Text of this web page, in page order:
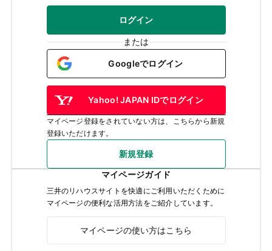
ログイン
または
Googleでログイン
Yahoo! JAPAN IDでログイン
マイページ登録をされていない方は、こちらから新規
登録いただけます。
新規登録
マイページガイド
三井のリハウスサイトを快適にご利用いただくために
マイページの便利な活用方法をご紹介しています。
マイページの使い方はこちら